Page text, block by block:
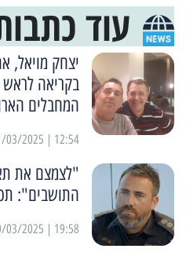
עוד
יצחק מויאל,
בקריאה
המחבלים
12:54 | 31/03/2025
"לצמצם את
התושבים":
19:58 | 30/03/2025